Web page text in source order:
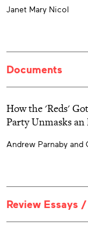
nouvel État
Janet Mary Nicol
Documents
How the 'Reds'
Party Unmasks an
Andrew Parnaby and
Review Essays